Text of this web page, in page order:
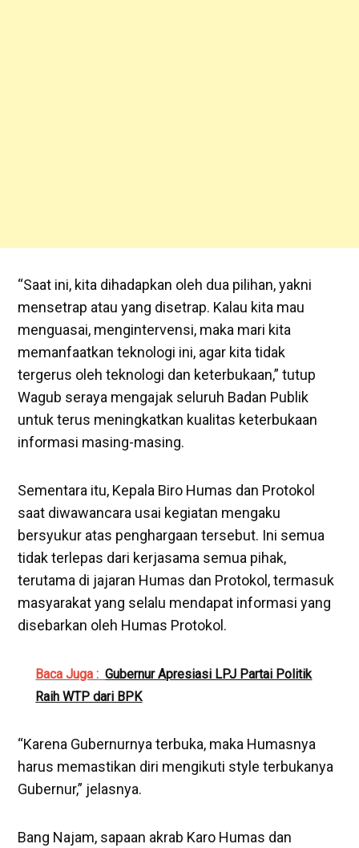
“Saat ini, kita dihadapkan oleh dua pilihan, yakni
mensetrap atau yang disetrap. Kalau kita mau
menguasai, mengintervensi, maka mari kita
memanfaatkan teknologi ini, agar kita tidak
tergerus oleh teknologi dan keterbukaan,” tutup
Wagub seraya mengajak seluruh Badan Publik
untuk terus meningkatkan kualitas keterbukaan
informasi masing-masing.
Sementara itu, Kepala Biro Humas dan Protokol
saat diwawancara usai kegiatan mengaku
bersyukur atas penghargaan tersebut. Ini semua
tidak terlepas dari kerjasama semua pihak,
terutama di jajaran Humas dan Protokol, termasuk
masyarakat yang selalu mendapat informasi yang
disebarkan oleh Humas Protokol.
Baca Juga : Gubernur Apresiasi LPJ Partai Politik
Raih WTP dari BPK
“Karena Gubernurnya terbuka, maka Humasnya
harus memastikan diri mengikuti style terbukanya
Gubernur,” jelasnya.
Bang Najam, sapaan akrab Karo Humas dan